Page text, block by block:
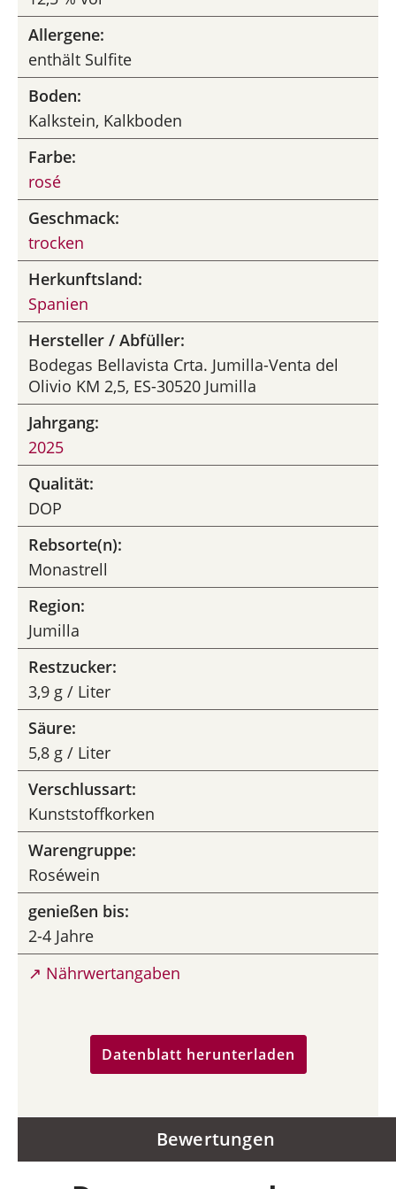
Allergene:
enthält Sulfite
Boden:
Kalkstein, Kalkboden
Farbe:
rosé
Geschmack:
trocken
Herkunftsland:
Spanien
Hersteller / Abfüller:
Bodegas Bellavista Crta. Jumilla-Venta del
Olivio KM 2,5, ES-30520 Jumilla
Jahrgang:
2025
Qualität:
DOP
Rebsorte(n):
Monastrell
Region:
Jumilla
Restzucker:
3,9 g / Liter
Säure:
5,8 g / Liter
Verschlussart:
Kunststoffkorken
Warengruppe:
Roséwein
genießen bis:
2-4 Jahre
↗ Nährwertangaben
Datenblatt herunterladen
Bewertungen